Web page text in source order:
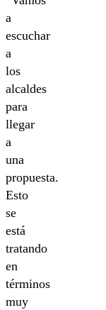
a
escuchar
a
los
alcaldes
para
llegar
a
una
propuesta.
Esto
se
está
tratando
en
términos
muy